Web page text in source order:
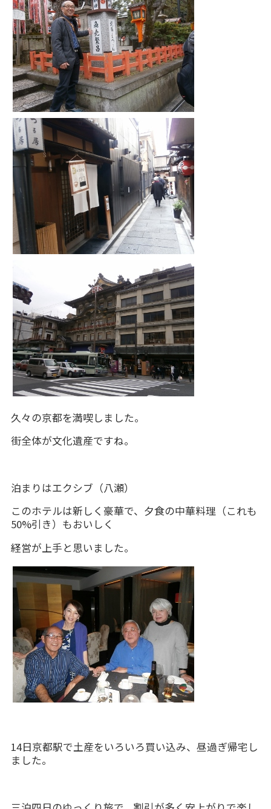
久々の京都を満喫しました。
街全体が文化遺産ですね。
泊まりはエクシブ（八瀬）
このホテルは新しく豪華で、夕食の中華料理（これも
50%引き）もおいしく
経営が上手と思いました。
14日京都駅で土産をいろいろ買い込み、昼過ぎ帰宅し
ました。